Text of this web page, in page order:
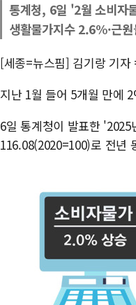
통계청, 6일 '2월 소비자
생활물가지수 2.6%·근
[세종=뉴스핌] 김기랑 기
지난 1월 들어 5개월 만에
6일 통계청이 발표한
116.08(2020=100)로 전년